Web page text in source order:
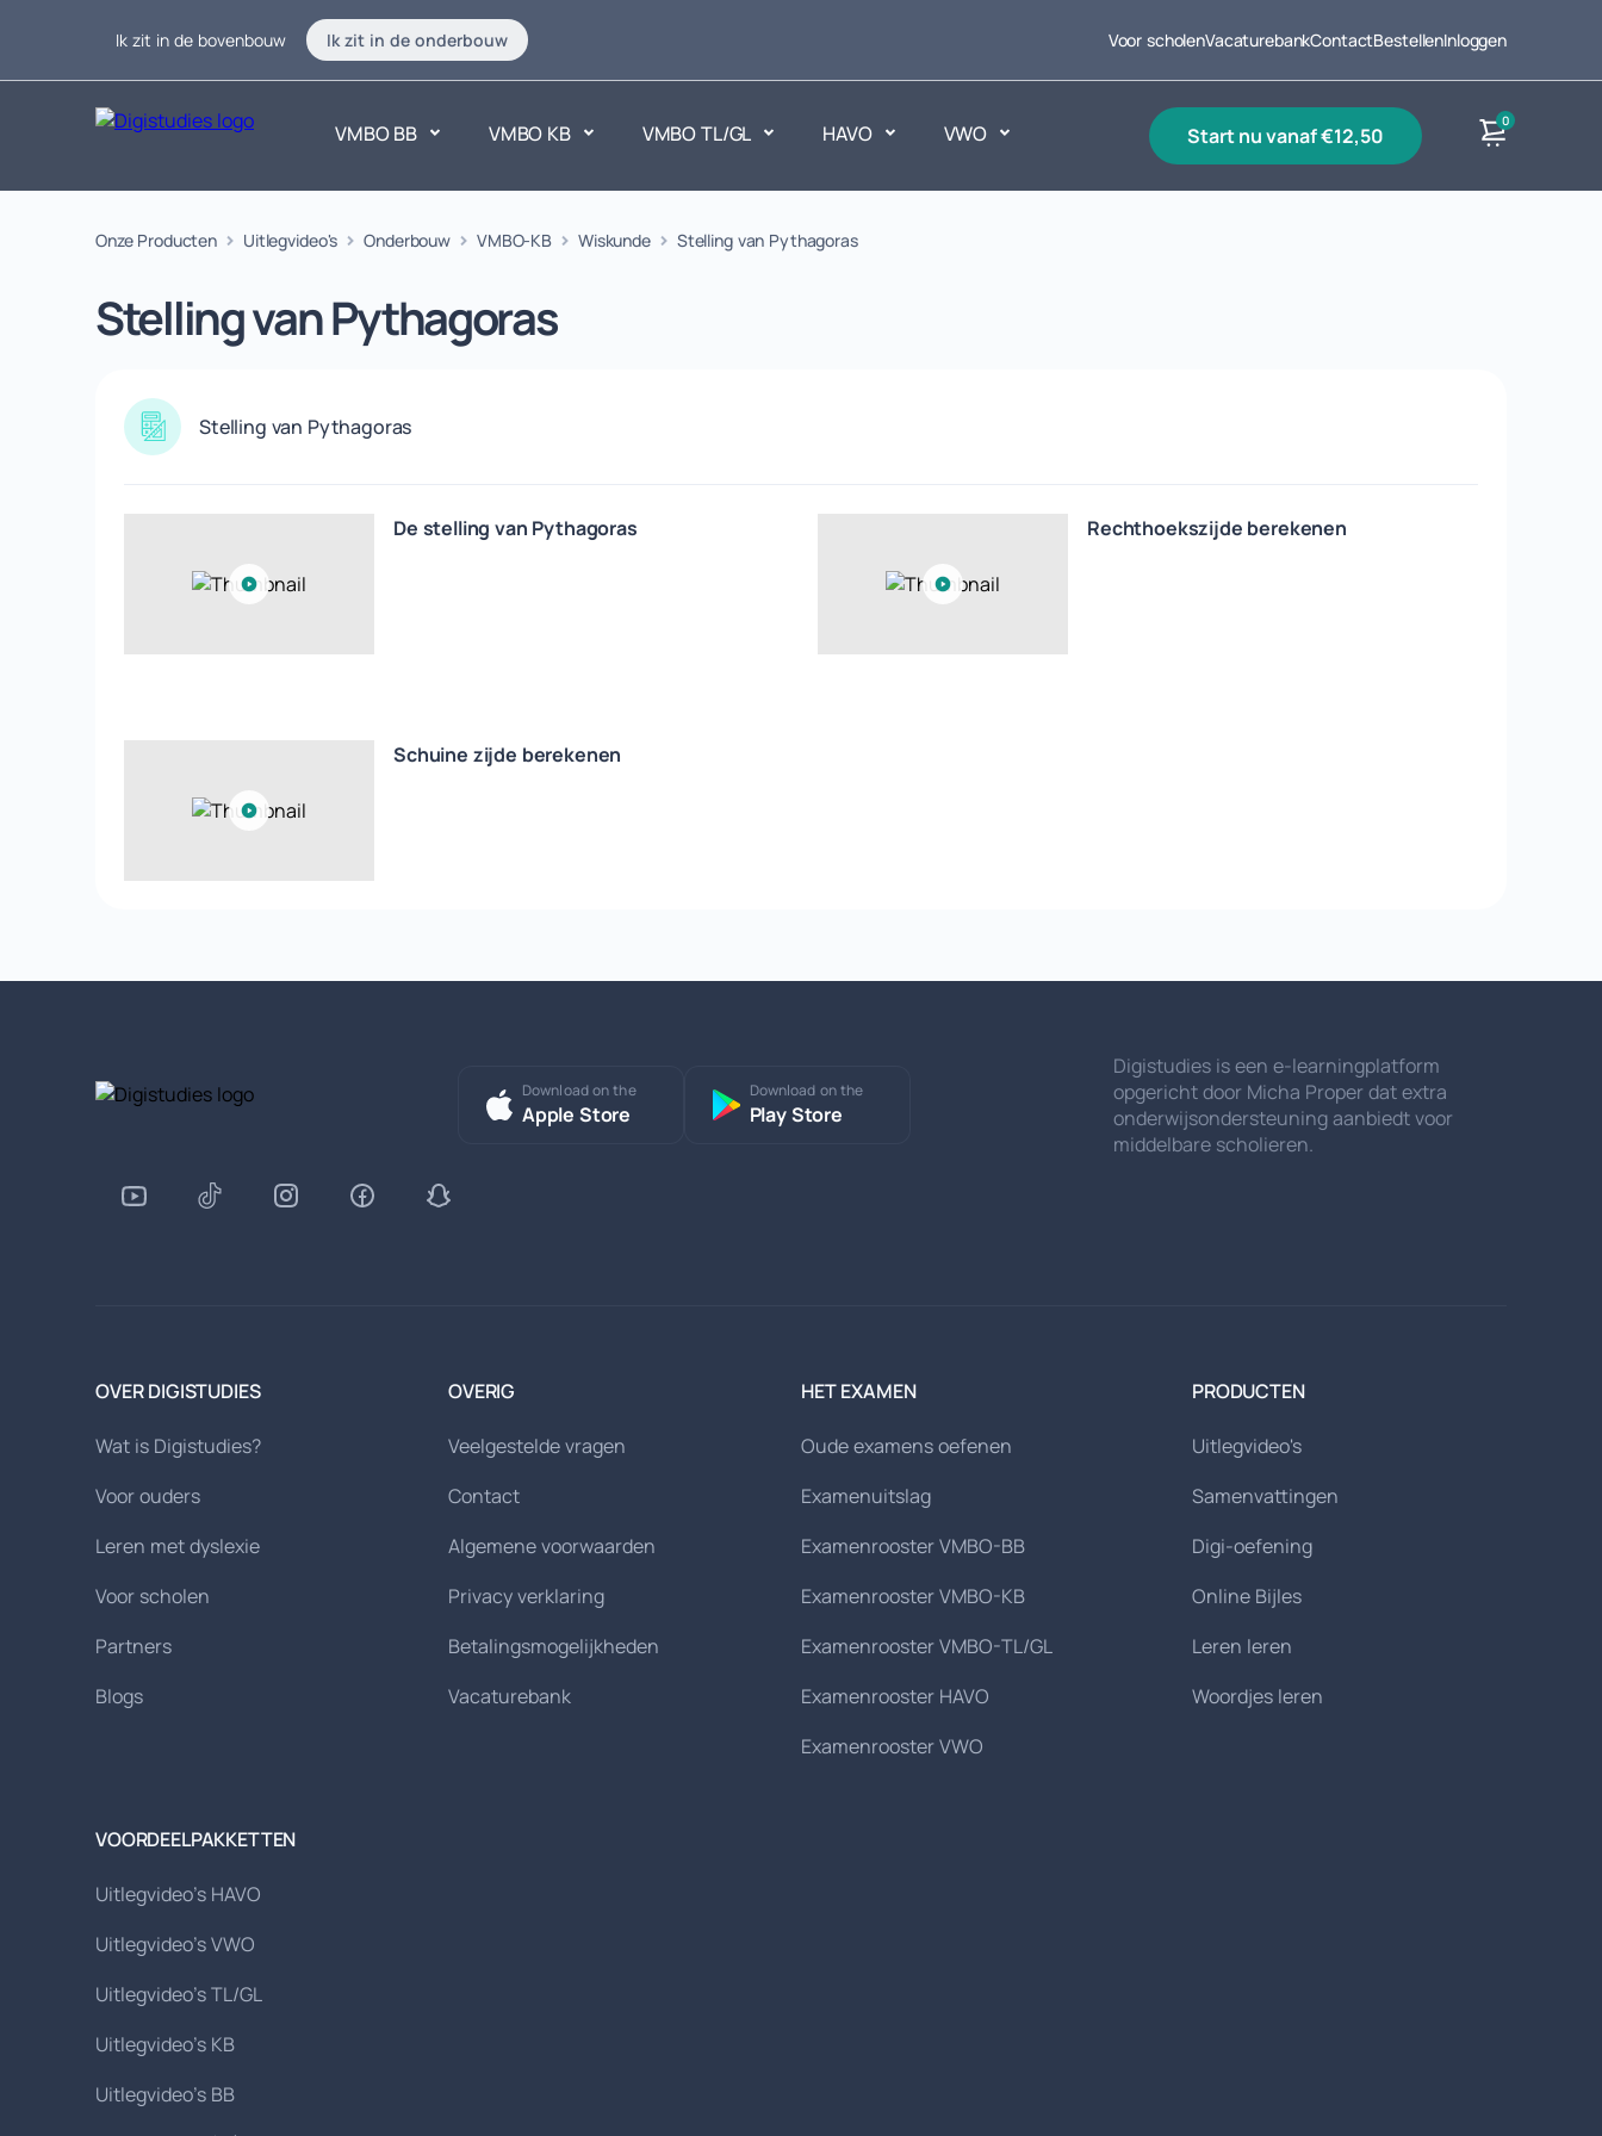
Ik zit in de bovenbouw Ik zit in de onderbouw Voor scholenVacaturebankContactBestellenInloggen
VMBO BB VMBO KB VMBO TL/GL HAVO VWO start nu vanaf €12,50
0
Exacte vakken Taalvakken Maatschappijvakken
Onze Producten Uitlegvideo's Onderbouw VMBO-KB Wiskunde Stelling van Pythagoras
Stelling van Pythagoras
Stelling van Pythagoras
De stelling van Pythagoras Rechthoekszijde berekenen
Schuine zijde berekenen
Download on the
Apple Store
Download on the
Play Store
Digistudies is een e-learningplatform
opgericht door Micha Proper dat extra
onderwijsondersteuning aanbiedt voor
middelbare scholieren.
OVER DIGISTUDIES
Wat is Digistudies?
Voor ouders
Leren met dyslexie
Voor scholen
Partners
Blogs
OVERIG
Veelgestelde vragen
Contact
Algemene voorwaarden
Privacy verklaring
Betalingsmogelijkheden
Vacaturebank
HET EXAMEN
Oude examens oefenen
Examenuitslag
Examenrooster VMBO-BB
Examenrooster VMBO-KB
Examenrooster VMBO-TL/GL
Examenrooster HAVO
Examenrooster VWO
PRODUCTEN
Uitlegvideo's
Samenvattingen
Digi-oefening
Online Bijles
Leren leren
Woordjes leren
VOORDEELPAKKETTEN
Uitlegvideo's HAVO
Uitlegvideo's VWO
Uitlegvideo's TL/GL
Uitlegvideo's KB
Uitlegvideo's BB